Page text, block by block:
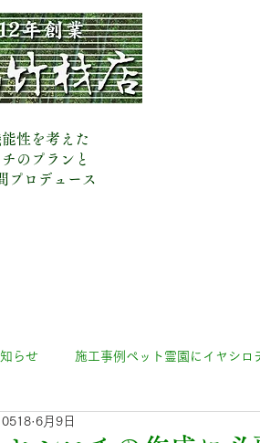
竹材店
性を考えた
のプランと
プロデュース
らせ 施工事例ペット霊園にイヤシロ
らせ
6月9日